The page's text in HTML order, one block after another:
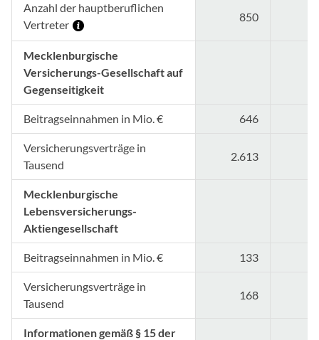
Anzahl der hauptberuflichen
Vertreter
850
Mecklenburgische
Versicherungs-Gesellschaft auf
Gegenseitigkeit
Beitragseinnahmen in Mio. € 646
Versicherungsverträge in
Tausend
2.613
Mecklenburgische
Lebensversicherungs-
Aktiengesellschaft
Beitragseinnahmen in Mio. € 133
Versicherungsverträge in
Tausend
168
Informationen gemäß § 15 der